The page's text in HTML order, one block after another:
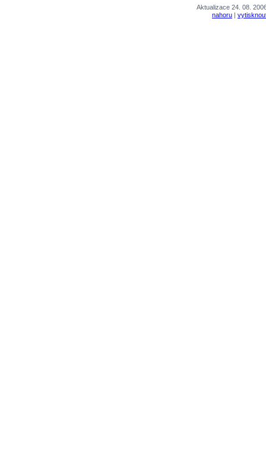
Aktualizace 24. 08.
nahoru |